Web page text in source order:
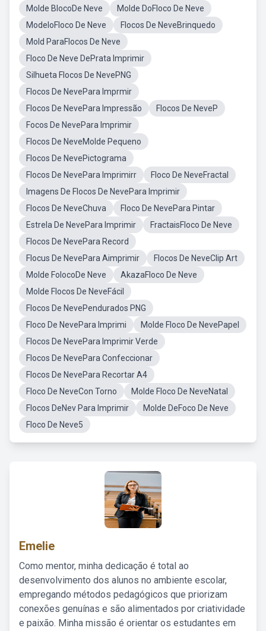
Molde BlocoDe Neve
Molde DoFloco De Neve
ModeloFloco De Neve
Flocos De NeveBrinquedo
Mold ParaFlocos De Neve
Floco De Neve DePrata Imprimir
Silhueta Flocos De NevePNG
Flocos De NevePara Imprmir
Flocos De NevePara Impressão
Flocos De NeveP
Focos De NevePara Imprimir
Flocos De NeveMolde Pequeno
Flocos De NevePictograma
Flocos De NevePara Imprimirr
Floco De NeveFractal
Imagens De Flocos De NevePara Imprimir
Flocos De NeveChuva
Floco De NevePara Pintar
Estrela De NevePara Imprimir
FractaisFloco De Neve
Flocos De NevePara Record
Flocus De NevePara Aimprimir
Flocos De NeveClip Art
Molde FolocoDe Neve
AkazaFloco De Neve
Molde Flocos De NeveFácil
Flocos De NevePendurados PNG
Floco De NevePara Imprimi
Molde Floco De NevePapel
Flocos De NevePara Imprimir Verde
Flocos De NevePara Confeccionar
Flocos De NevePara Recortar A4
Floco De NeveCon Torno
Molde Floco De NeveNatal
Flocos DeNev Para Imprimir
Molde DeFoco De Neve
Floco De Neve5
Emelie
Como mentor, minha dedicação é total ao
desenvolvimento dos alunos no ambiente escolar,
empregando métodos pedagógicos que priorizam
conexões genuínas e são alimentados por criatividade
e paixão. Minha missão é orientar os estudantes em